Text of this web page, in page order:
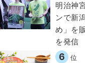
明治神
ンで新
め」を
を発信
6 位